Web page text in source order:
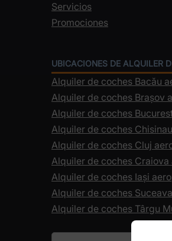
Servicios
Promociones
UBICACIONES DE ALQUILER
Alquiler de coches Bacău
Alquiler de coches Brașov
Alquiler de coches
Alquiler de coches
Alquiler de coches Cluj
Alquiler de coches Craiova
Alquiler de coches Iași
Alquiler de coches
Alquiler de coches Târgu